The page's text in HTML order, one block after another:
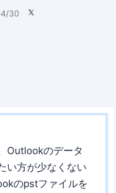
30 
Outlookのデータ
い方が少なくない
のpstファイルを